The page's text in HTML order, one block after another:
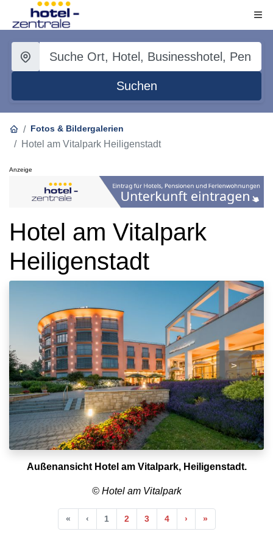
Suchen
Fotos & Bildergalerien
Hotel am Vitalpark Heiligenstadt
Anzeige
Hotel am Vitalpark
Heiligenstadt
>
Außenansicht Hotel am Vitalpark, Heiligenstadt.
© Hotel am Vitalpark
«Anfang
‹Vorherige
1 2 3 4 ›Nächste
»Ende